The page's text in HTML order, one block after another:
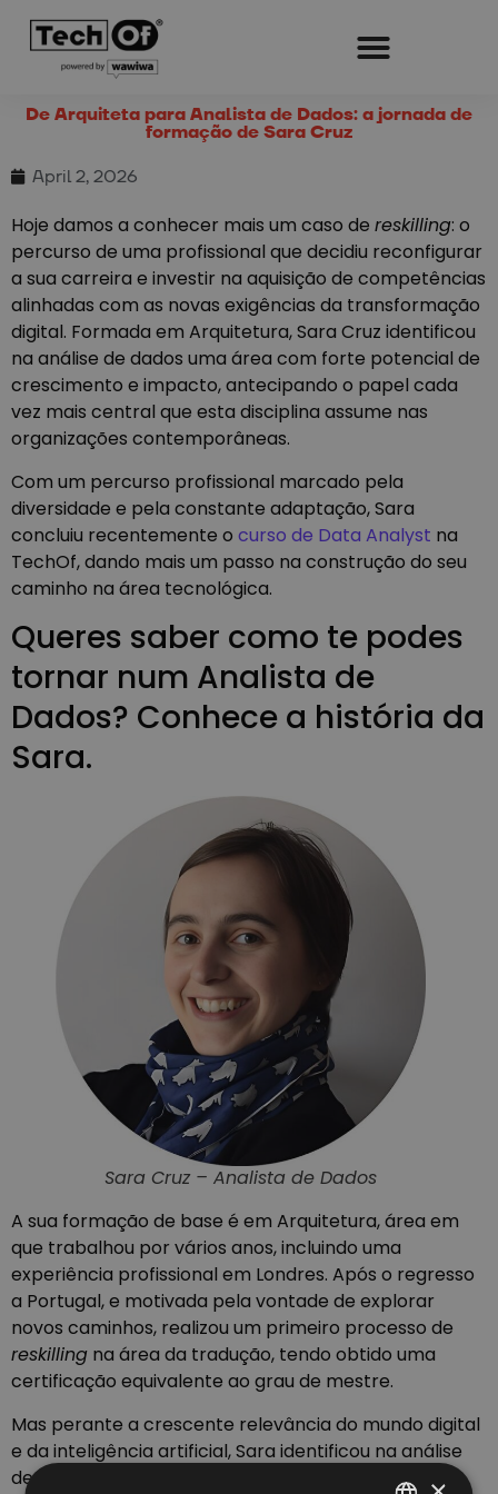
De Arquiteta para Analista de Dados: a jornada de
formação de Sara Cruz
April 2, 2026
Hoje damos a conhecer mais um caso de reskilling: o
percurso de uma profissional que decidiu reconfigurar
a sua carreira e investir na aquisição de competências
alinhadas com as novas exigências da transformação
digital. Formada em Arquitetura, Sara Cruz identificou
na análise de dados uma área com forte potencial de
crescimento e impacto, antecipando o papel cada
vez mais central que esta disciplina assume nas
organizações contemporâneas.
Com um percurso profissional marcado pela
diversidade e pela constante adaptação, Sara
concluiu recentemente o curso de Data Analyst na
TechOf, dando mais um passo na construção do seu
caminho na área tecnológica.
Queres saber como te podes
tornar num Analista de
Dados? Conhece a história da
Sara.
Sara Cruz – Analista de Dados
A sua formação de base é em Arquitetura, área em
que trabalhou por vários anos, incluindo uma
experiência profissional em Londres. Após o regresso
a Portugal, e motivada pela vontade de explorar
novos caminhos, realizou um primeiro processo de
reskilling na área da tradução, tendo obtido uma
certificação equivalente ao grau de mestre.
Mas perante a crescente relevância do mundo digital
e da inteligência artificial, Sara identificou na análise
de dados a oportunidade ideal para diversificar